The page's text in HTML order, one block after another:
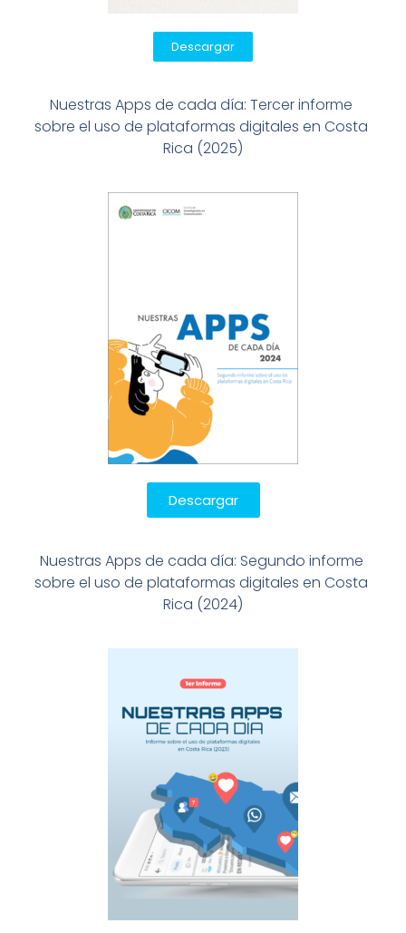
Descargar
Nuestras Apps de cada día: Tercer informe
sobre el uso de plataformas digitales en Costa
Rica (2025)
Descargar
Nuestras Apps de cada día: Segundo informe
sobre el uso de plataformas digitales en Costa
Rica (2024)